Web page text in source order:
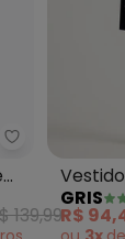
Quintess -
139,99
(Preto)
GRIS
R$